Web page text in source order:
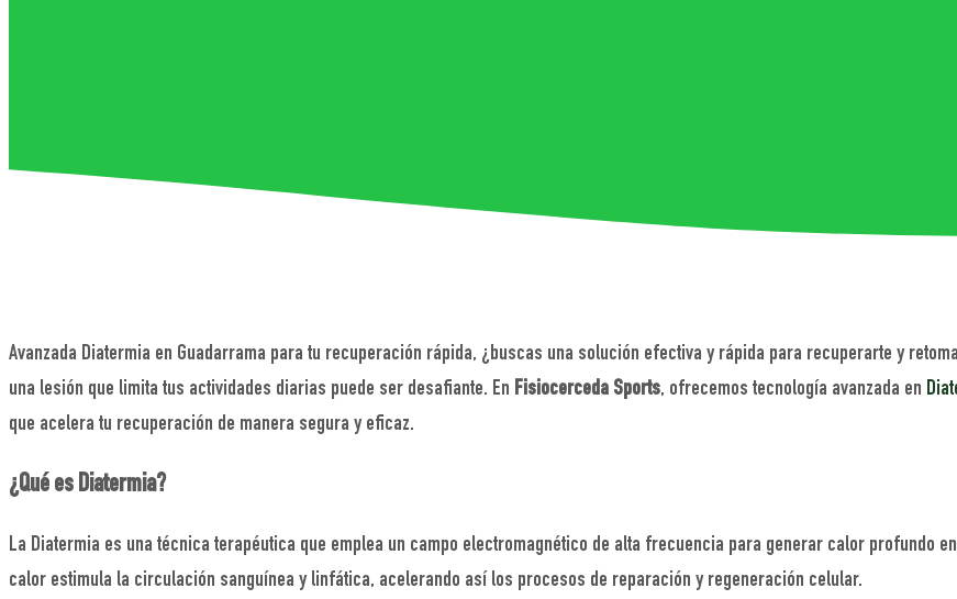
Avanzada Diatermia en Guadarrama para tu recuperación rápida, ¿buscas una solución efectiva y rápida para recuperarte y
una lesión que limita tus actividades diarias puede ser desafiante. En Fisiocerceda Sports, ofrecemos tecnología avanzada en
que acelera tu recuperación de manera segura y eficaz.
¿Qué es Diatermia?
La Diatermia es una técnica terapéutica que emplea un campo electromagnético de alta frecuencia para generar calor profundo
calor estimula la circulación sanguínea y linfática, acelerando así los procesos de reparación y regeneración celular.